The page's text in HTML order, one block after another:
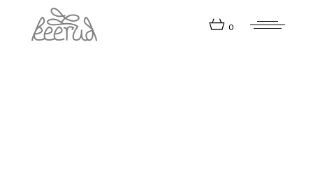
content
0